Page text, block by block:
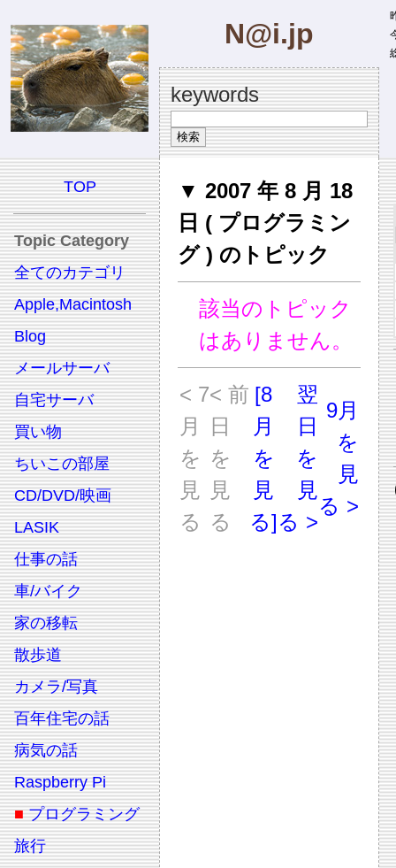
N@i.jp
keywords
TOP
Topic Category
全てのカテゴリ
Apple,Macintosh
Blog
メールサーバ
自宅サーバ
買い物
ちいこの部屋
CD/DVD/映画
LASIK
仕事の話
車/バイク
家の移転
散歩道
カメラ/写真
百年住宅の話
病気の話
Raspberry Pi
■ プログラミング
旅行
▼ 2007 年 8 月 18
日 ( プログラミン
グ ) のトピック
該当のトピック
はありません。
< 7
月
を
見
る
< 前
日
を
見
る
[8
月
を
見
る]
翌
日
を
見
る >
9月
を
見
る >